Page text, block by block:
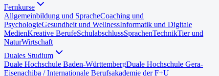
Fernkurse
Allgemeinbildung und SpracheCoaching und
PsychologieGesundheit und WellnessInformatik und Digitale
MedienKreative BerufeSchulabschlussSprachenTechnikTier und
NaturWirtschaft
Duales Studium
Duale Hochschule Baden-WürttembergDuale Hochschule Gera-
Eisenachiba / Internationale Berufsakademie der F+U